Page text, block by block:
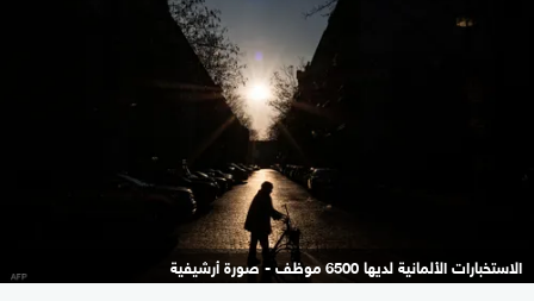
الاستخبارات الألمانية لديها 6500 موظف - صورة أرشيفية